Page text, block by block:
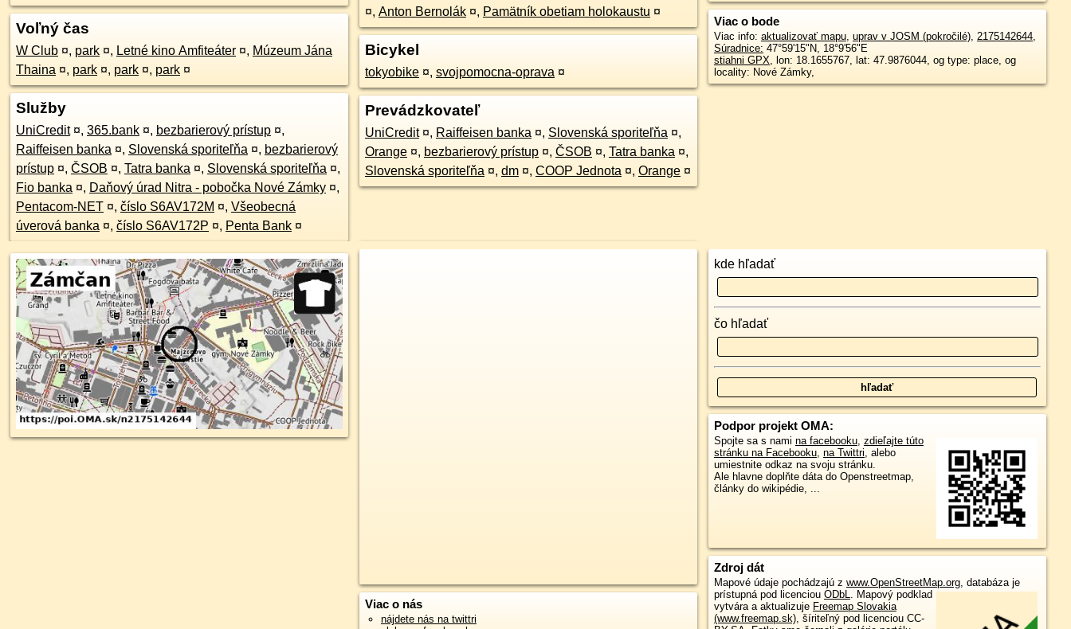
Voľný čas
W Club ¤, park ¤, Letné kino Amfiteáter ¤, Múzeum Jána
Thaina ¤, park ¤, park ¤, park ¤
Služby
UniCredit ¤, 365.bank ¤, bezbarierový prístup ¤,
Raiffeisen banka ¤, Slovenská sporiteľňa ¤, bezbarierový
prístup ¤, ČSOB ¤, Tatra banka ¤, Slovenská sporiteľňa ¤,
Fio banka ¤, Daňový úrad Nitra - pobočka Nové Zámky ¤,
Pentacom-NET ¤, číslo S6AV172M ¤, Všeobecná
úverová banka ¤, číslo S6AV172P ¤, Penta Bank ¤
¤, Anton Bernolák ¤, Pamätník obetiam holokaustu ¤
Bicykel
tokyobike ¤, svojpomocna-oprava ¤
Prevádzkovateľ
UniCredit ¤, Raiffeisen banka ¤, Slovenská sporiteľňa ¤,
Orange ¤, bezbarierový prístup ¤, ČSOB ¤, Tatra banka ¤,
Slovenská sporiteľňa ¤, dm ¤, COOP Jednota ¤, Orange ¤
Viac o bode
Viac info: aktualizovať mapu, uprav v JOSM (pokročilé), 2175142644,
Súradnice: 47°59'15"N, 18°9'56"E
stiahni GPX, lon: 18.1655767, lat: 47.9876044, og type: place, og
locality: Nové Zámky,
Viac o nás
nájdete nás na twittri
kde hľadať
čo hľadať
Podpor projekt OMA:
Spojte sa s nami na facebooku, zdieľajte túto
stránku na Facebooku, na Twittri, alebo
umiestnite odkaz na svoju stránku.
Ale hlavne doplňte dáta do Openstreetmap,
články do wikipédie, ...
Zdroj dát
Mapové údaje pochádzajú z www.OpenStreetMap.org, databáza je
prístupná pod licenciou ODbL. Mapový podklad
vytvára a aktualizuje Freemap Slovakia
(www.freemap.sk), šíriteľný pod licenciou CC-